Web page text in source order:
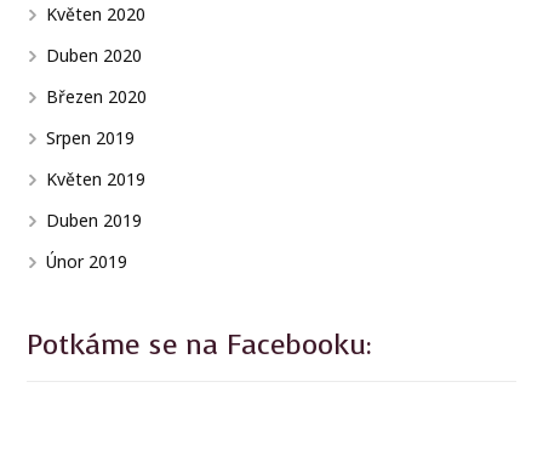
Květen 2020
Duben 2020
Březen 2020
Srpen 2019
Květen 2019
Duben 2019
Únor 2019
Potkáme se na Facebooku: